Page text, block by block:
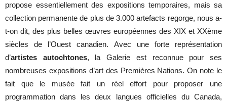
propose essentiellement des expositions temporaires, mais sa
collection permanente de plus de 3.000 artefacts regorge, nous a-
t-on dit, des plus belles œuvres européennes des XIX et XXème
siècles de l’Ouest canadien. Avec une forte représentation
d’artistes autochtones, la Galerie est reconnue pour ses
nombreuses expositions d’art des Premières Nations. On note le
fait que le musée fait un réel effort pour proposer une
programmation dans les deux langues officielles du Canada,